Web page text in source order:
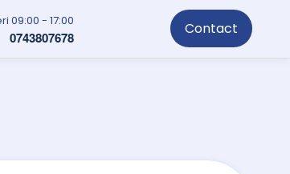
09:00 - 17:00
0743807678 Contact